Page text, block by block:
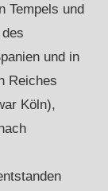
Tempels und
und in
Reiches
Köln),